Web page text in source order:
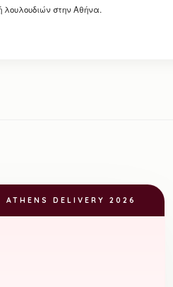
λουλουδιών στην Αθήνα.
ATHENS DELIVERY 2026